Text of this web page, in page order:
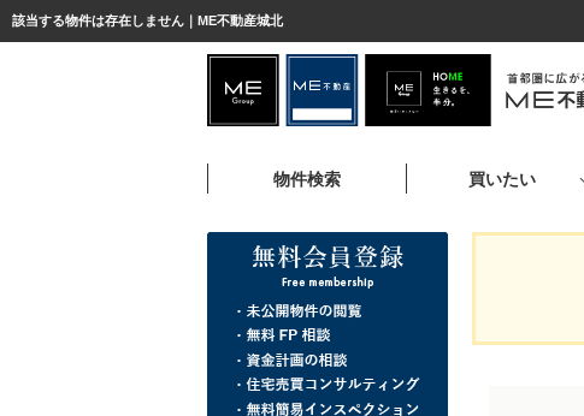
該当する物件は存在しません｜ME不動産城北
物件検索 買いたい